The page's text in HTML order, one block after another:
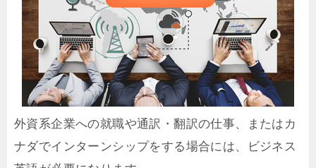
外資系企業への就職や通訳・翻訳の仕事、またはカ
ナダでインターンシップをする場合には、ビジネス